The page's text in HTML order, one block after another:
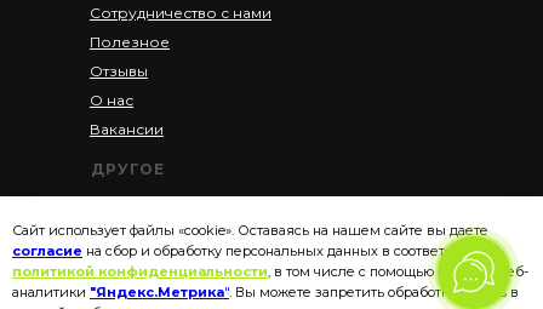
Сотрудничество с нами
Полезное
Отзывы
О нас
Вакансии
ДРУГОЕ
Рассрочка
Политика конфиденциальности
Пользовательское соглашение
Сайт использует файлы «cookie». Оставаясь на нашем сайте вы даете
согласие на сбор и обработку персональных данных в соответствии с
политикой конфиденциальности, в том числе с помощью сервиса веб-
аналитики "Яндекс.Метрика". Вы можете запретить обработку cookies в